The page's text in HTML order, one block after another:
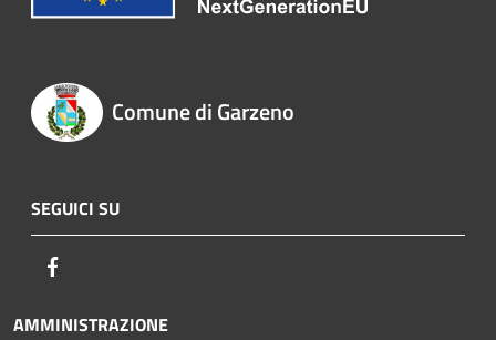
Comune di Garzeno
SEGUICI SU
AMMINISTRAZIONE